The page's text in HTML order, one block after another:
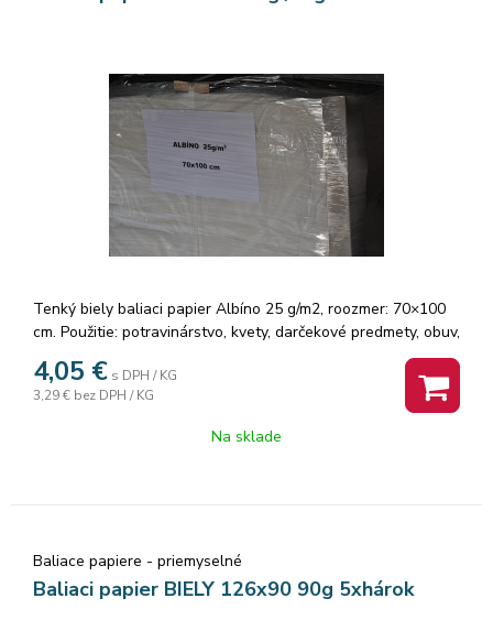
Tenký biely baliaci papier Albíno 25 g/m2, roozmer: 70×100
cm. Použitie: potravinárstvo, kvety, darčekové predmety, obuv,
4,05 € s DPH / KG
3,29 € bez DPH / KG
Na sklade
Baliace papiere - priemyselné
Baliaci papier BIELY 126x90 90g 5xhárok